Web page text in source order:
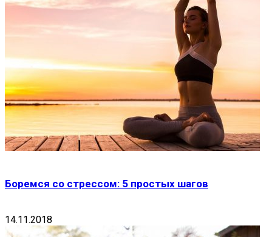
Боремся со стрессом: 5 простых шагов
14.11.2018